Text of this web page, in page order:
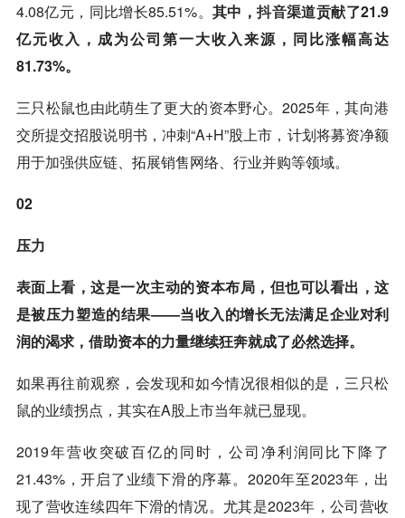
4.08亿元，同比增长85.51%。 其中，抖音渠道贡献了21.9
亿元收入，成为公司第一大收入来源，同比涨幅高达
81.73%。
三只松鼠也由此萌生了更大的资本野心。2025年，其向港
交所提交招股说明书，冲刺“A+H”股上市，计划将募资净额
用于加强供应链、拓展销售网络、行业并购等领域。
02
压力
表面上看，这是一次主动的资本布局，但也可以看出，这
是被压力塑造的结果——当收入的增长无法满足企业对利
润的渴求，借助资本的力量继续狂奔就成了必然选择。
如果再往前观察，会发现和如今情况很相似的是，三只松
鼠的业绩拐点，其实在A股上市当年就已显现。
2019年营收突破百亿的同时，公司净利润同比下降了
21.43%，开启了业绩下滑的序幕。2020年至2023年，出
现了营收连续四年下滑的情况。尤其是2023年，公司营收